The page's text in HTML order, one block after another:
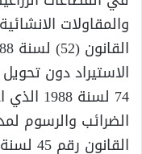
والمقاولات
الاستيراد دون
74
الضرائب والرسوم